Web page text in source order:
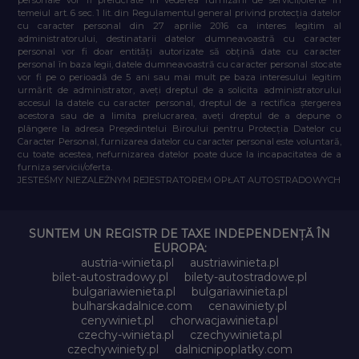
temeiul art. 6 sec. 1 lit. din Regulamentul general privind protecția datelor
cu caracter personal din 27 aprilie 2016 ca interes legitim al
administratorului, destinatarii datelor dumneavoastră cu caracter
personal vor fi doar entități autorizate să obțină date cu caracter
personal în baza legii, datele dumneavoastră cu caracter personal stocate
vor fi pe o perioadă de 5 ani sau mai mult pe baza interesului legitim
urmărit de administrator, aveți dreptul de a solicita administratorului
accesul la datele cu caracter personal, dreptul de a rectifica ștergerea
acestora sau de a limita prelucrarea, aveți dreptul de a depune o
plângere la adresa Președintelui Biroului pentru Protecția Datelor cu
Caracter Personal, furnizarea datelor cu caracter personal este voluntară,
cu toate acestea, nefurnizarea datelor poate duce la incapacitatea de a
furniza servicii/oferta.
JESTEŚMY NIEZALEŻNYM REJESTRATOREM OPŁAT AUTOSTRADOWYCH
SUNTEM UN REGISTR DE TAXE INDEPENDENȚĂ ÎN
EUROPA:
austria-winieta.pl
austriawinieta.pl
bilet-autostradowy.pl
bilety-autostradowe.pl
bulgariawienieta.pl
bulgariawinieta.pl
bulharskadalnice.com
cenawiniety.pl
cenywiniet.pl
chorwacjawinieta.pl
czechy-winieta.pl
czechywinieta.pl
czechywiniety.pl
dalnicnipoplatky.com